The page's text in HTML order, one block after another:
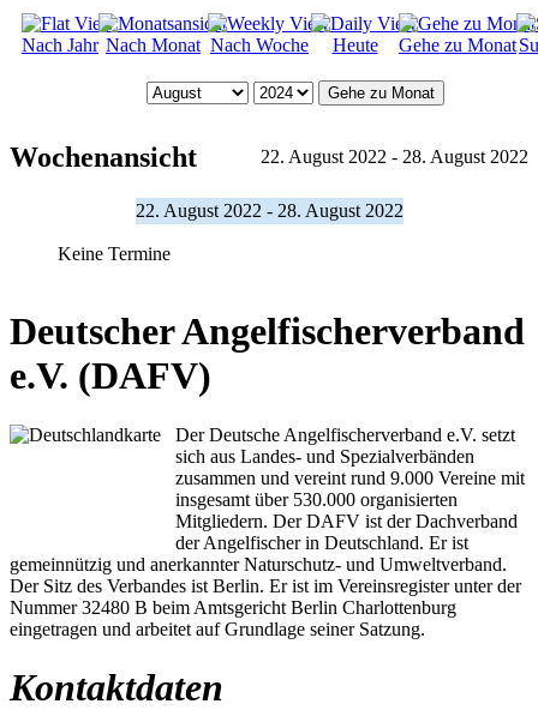
Nach Jahr Nach Monat Nach Woche Heute Gehe zu Monat
Gehe zu Monat
Wochenansicht 22. August 2022 - 28. August 2022
22. August 2022 - 28. August 2022
Keine Termine
Deutscher Angelfischerverband
e.V. (DAFV)
Der Deutsche Angelfischerverband e.V. setzt
sich aus Landes- und Spezialverbänden
zusammen und vereint rund 9.000 Vereine mit
insgesamt über 530.000 organisierten
Mitgliedern. Der DAFV ist der Dachverband
der Angelfischer in Deutschland. Er ist
gemeinnützig und anerkannter Naturschutz- und Umweltverband.
Der Sitz des Verbandes ist Berlin. Er ist im Vereinsregister unter der
Nummer 32480 B beim Amtsgericht Berlin Charlottenburg
eingetragen und arbeitet auf Grundlage seiner Satzung.
Kontaktdaten